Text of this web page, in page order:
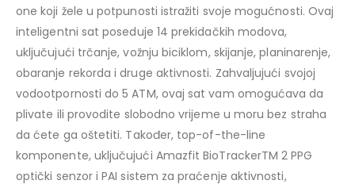
one koji žele u potpunosti istražiti svoje mogućnosti. Ovaj
inteligentni sat poseduje 14 prekidačkih modova,
uključujući trčanje, vožnju biciklom, skijanje, planinarenje,
obaranje rekorda i druge aktivnosti. Zahvaljujući svojoj
vodootpornosti do 5 ATM, ovaj sat vam omogućava da
plivate ili provodite slobodno vrijeme u moru bez straha
da ćete ga oštetiti. Također, top-of-the-line
komponente, uključujući Amazfit BioTrackerTM 2 PPG
optički senzor i PAI sistem za praćenje aktivnosti,